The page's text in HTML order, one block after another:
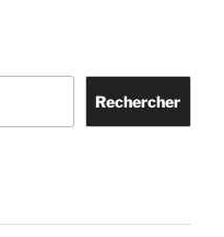
Rechercher